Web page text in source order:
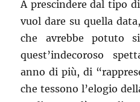
A prescindere dal tipo
vuol dare su quella
che avrebbe potuto
quest’indecoroso
anno di più, di
che tessono l’elogio